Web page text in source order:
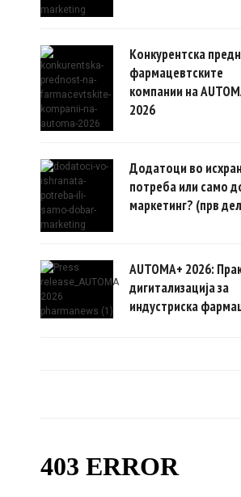
Конкурентска
фармацевтските
компании на
2026
Додатоци во
потреба или само
маркетинг? (прв
AUTOMA+ 2026:
дигитализација за
индустриска